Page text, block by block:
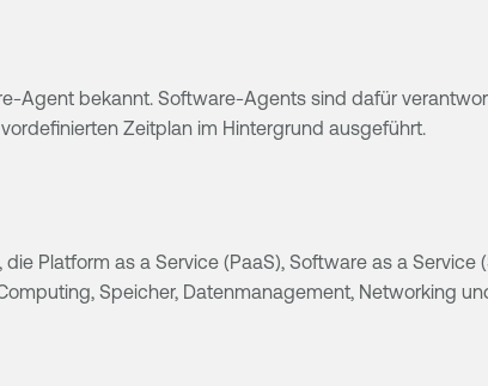
Agent bekannt. Software-Agents sind dafür
Zeitplan im Hintergrund ausgeführt.
Platform as a Service (PaaS), Software as a
Speicher, Datenmanagement, Networking